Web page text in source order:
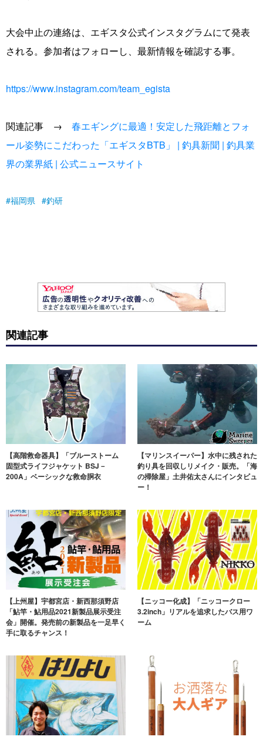
大会中止の連絡は、エギスタ公式インスタグラムにて発表
される。参加者はフォローし、最新情報を確認する事。
https://www.instagram.com/team_egista
関連記事 → 春エギングに最適！安定した飛距離とフォ
ール姿勢にこだわった「エギスタBTB」 | 釣具新聞 | 釣具業
界の業界紙 | 公式ニュースサイト
福岡県 釣研
関連記事
【高階救命器具】「ブルーストーム
固型式ライフジャケット BSJ－
200A」ベーシックな救命胴衣
【マリンスイーパー】水中に残された
釣り具を回収しリメイク・販売。「海
の掃除屋」土井佑太さんにインタビュ
ー！
【上州屋】宇都宮店・新西那須野店
「鮎竿・鮎用品2021新製品展示受注
会」開催。発売前の新製品を一足早く
手に取るチャンス！
【ニッコー化成】「ニッコークロー
3.2inch」リアルを追求したバス用ワ
ーム